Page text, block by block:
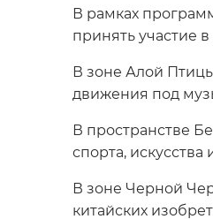
В рамках
принять участие
В зоне Алой
движения под
В пространстве
спорта,
В зоне Черной
китайских